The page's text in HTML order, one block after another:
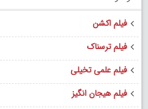
فیلم اکشن
فیلم ترسناک
فیلم علمی تخیلی
فیلم هیجان انگیز